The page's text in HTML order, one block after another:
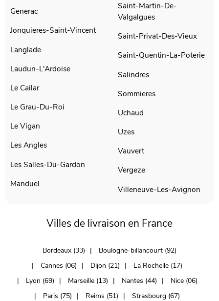
Generac
Jonquieres-Saint-Vincent
Langlade
Laudun-L'Ardoise
Le Cailar
Le Grau-Du-Roi
Le Vigan
Les Angles
Les Salles-Du-Gardon
Manduel
Saint-Martin-De-
Valgalgues
Saint-Privat-Des-Vieux
Saint-Quentin-La-Poterie
Salindres
Sommieres
Uchaud
Uzes
Vauvert
Vergeze
Villeneuve-Les-Avignon
Villes de livraison en France
Bordeaux (33)
Boulogne-billancourt (92)
Cannes (06)
Dijon (21)
La Rochelle (17)
Lyon (69)
Marseille (13) Nantes (44)
Nice (06)
Paris (75)
Reims (51)
Strasbourg (67)